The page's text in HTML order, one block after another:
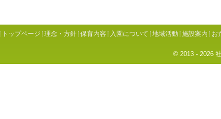
トップページ 理念・方針 保育内容 入園について 地域活動 施設案内 お
© 2013 - 2026